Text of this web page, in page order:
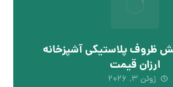
ظروف پلاستیکی آشپزخانه
ارزان قیمت
ژوئن ۳, ۲۰۲۶